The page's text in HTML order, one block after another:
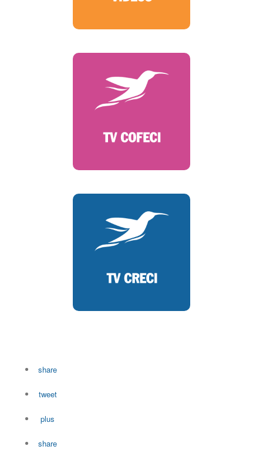
share
tweet
plus
share